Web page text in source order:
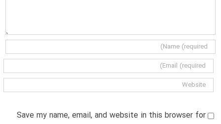
Save my name, email, and website in this browser for